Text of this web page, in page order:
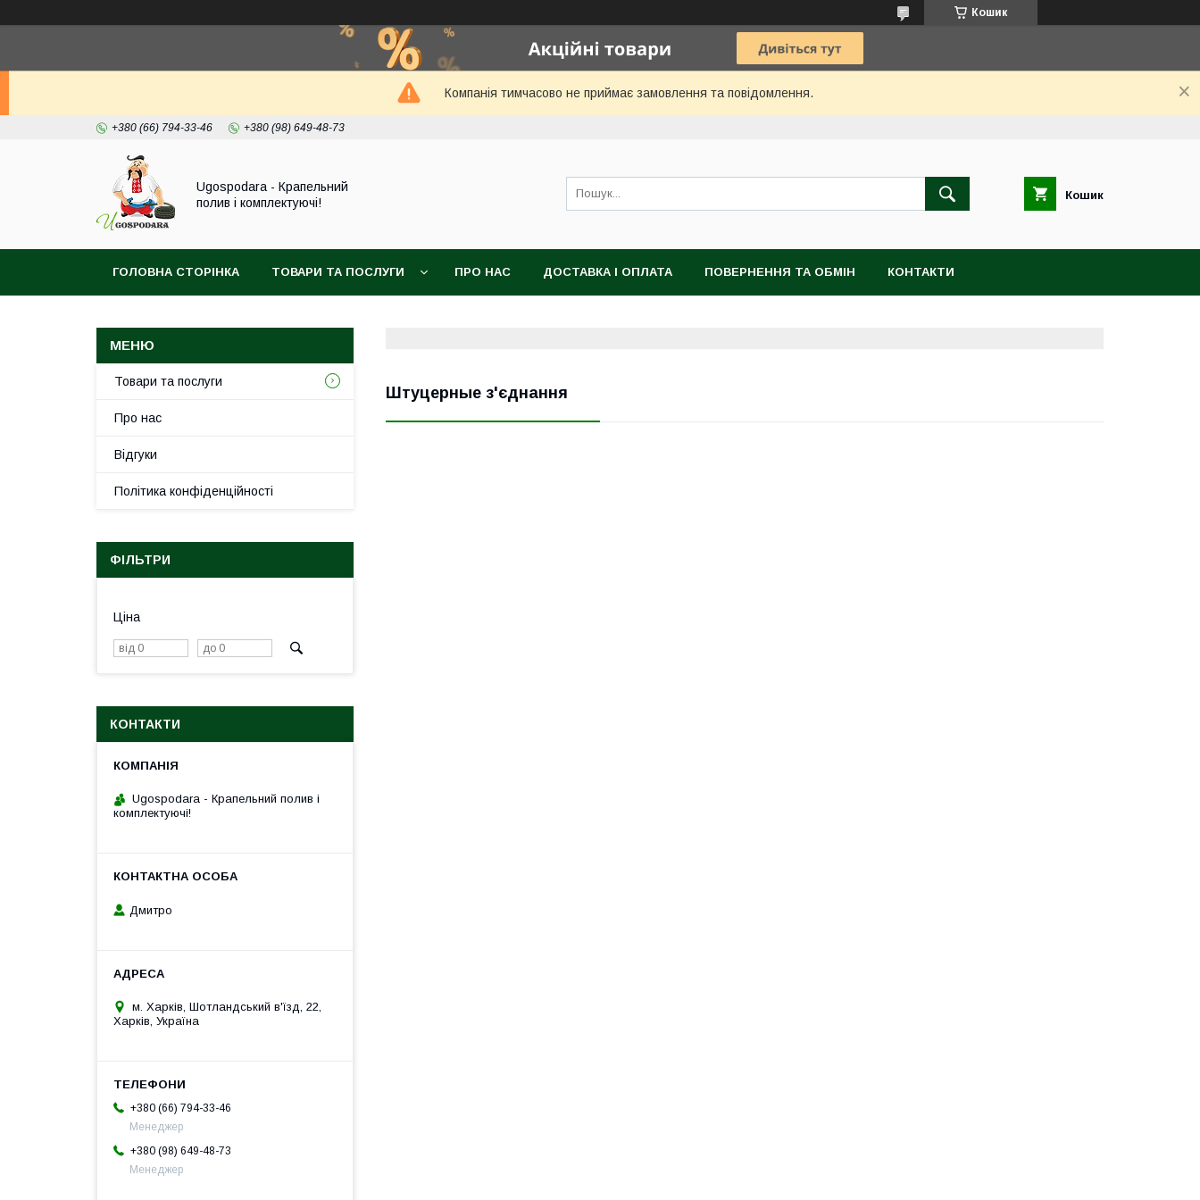
Кошик
Компанія тимчасово не приймає замовлення та повідомлення.
+380 (66) 794-33-46 +380 (98) 649-48-73
Ugospodara - Крапельний
полив і комплектуючі!
Кошик
ГОЛОВНА СТОРІНКА ТОВАРИ ТА ПОСЛУГИ ПРО НАС ДОСТАВКА І ОПЛАТА ПОВЕРНЕННЯ ТА ОБМІН КОНТАКТИ
Штуцерные з'єднання
Товари та послуги
Про нас
Відгуки
Політика конфіденційності
ФІЛЬТРИ
Ціна
КОНТАКТИ
Ugospodara - Крапельний полив і
комплектуючі!
Дмитро
м. Харків, Шотландський в'їзд, 22,
Харків, Україна
+380 (66) 794-33-46
Менеджер
+380 (98) 649-48-73
Менеджер